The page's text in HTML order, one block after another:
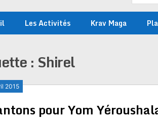
Les Activités Krav Maga
: Shirel
2015
pour Yom